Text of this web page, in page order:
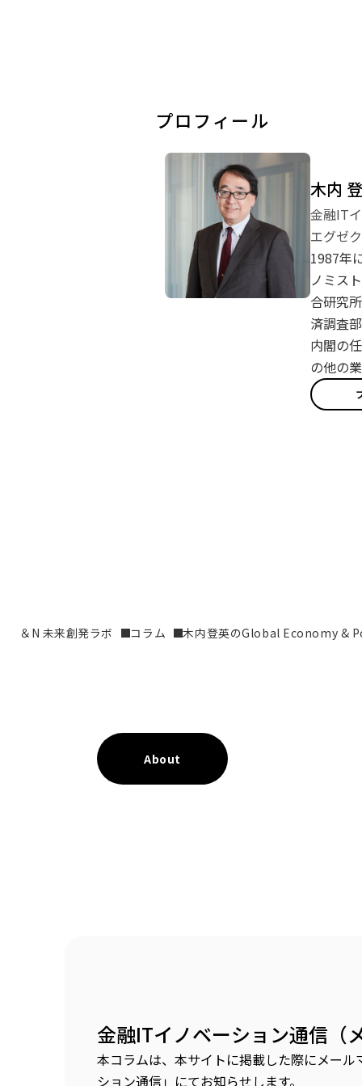
プロフィール
木内
金融IT
エグゼ
1987年
ノミス
合研究
済調査
内閣の
の他の
＆N 未来創発ラボ コラム 木内登英のGlobal Economy &
About
金融ITイノベーション通信（
本コラムは、本サイトに掲載した際にメー
ション通信」にてお知らせします。